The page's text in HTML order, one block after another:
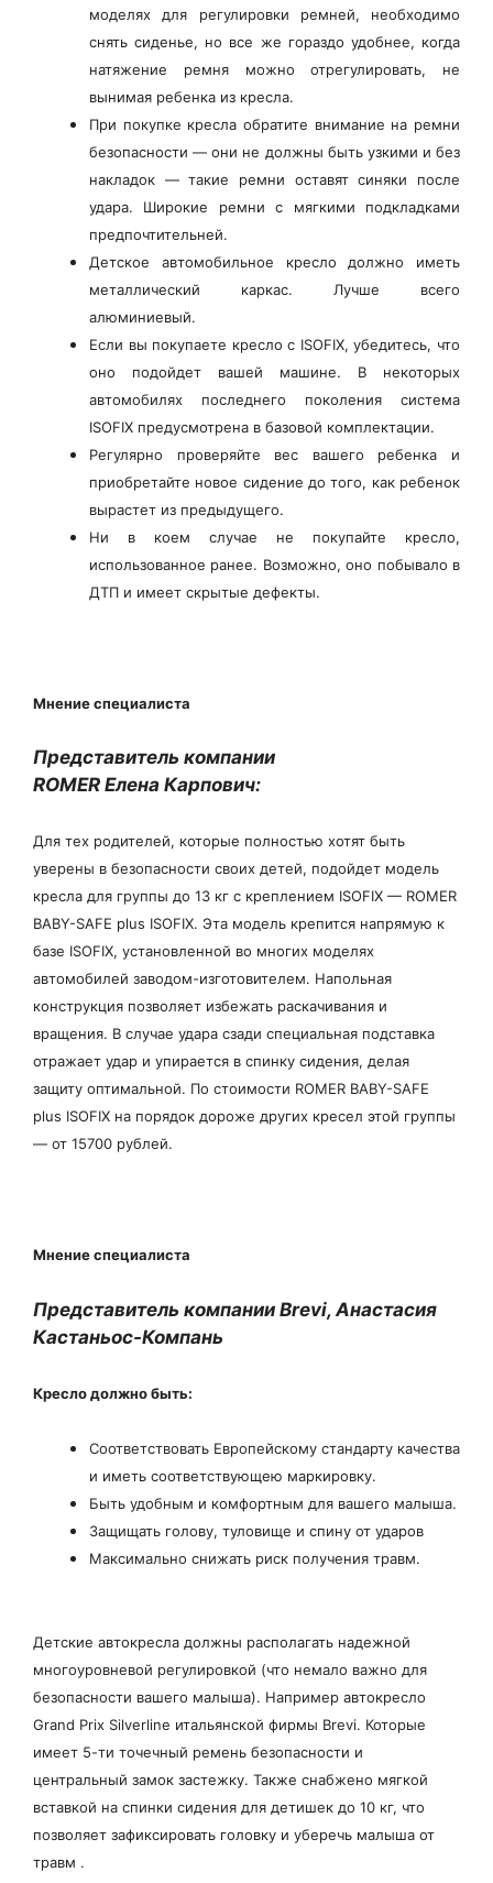
моделях для регулировки ремней, необходимо
снять сиденье, но все же гораздо удобнее, когда
натяжение ремня можно отрегулировать, не
вынимая ребенка из кресла.
При покупке кресла обратите внимание на ремни
безопасности — они не должны быть узкими и без
накладок — такие ремни оставят синяки после
удара. Широкие ремни с мягкими подкладками
предпочтительней.
Детское автомобильное кресло должно иметь
металлический каркас. Лучше всего
алюминиевый.
Если вы покупаете кресло с ISOFIX, убедитесь, что
оно подойдет вашей машине. В некоторых
автомобилях последнего поколения система
ISOFIX предусмотрена в базовой комплектации.
Регулярно проверяйте вес вашего ребенка и
приобретайте новое сидение до того, как ребенок
вырастет из предыдущего.
Ни в коем случае не покупайте кресло,
использованное ранее. Возможно, оно побывало в
ДТП и имеет скрытые дефекты.
Мнение специалиста
Представитель компании
ROMER Елена Карпович:
Для тех родителей, которые полностью хотят быть
уверены в безопасности своих детей, подойдет модель
кресла для группы до 13 кг с креплением ISOFIX — ROMER
BABY-SAFE plus ISOFIX. Эта модель крепится напрямую к
базе ISOFIX, установленной во многих моделях
автомобилей заводом-изготовителем. Напольная
конструкция позволяет избежать раскачивания и
вращения. В случае удара сзади специальная подставка
отражает удар и упирается в спинку сидения, делая
защиту оптимальной. По стоимости ROMER BABY-SAFE
plus ISOFIX на порядок дороже других кресел этой группы
— от 15700 рублей.
Мнение специалиста
Представитель компании Brevi, Анастасия
Кастаньос-Компань
Кресло должно быть:
Соответствовать Европейскому стандарту качества
и иметь соответствующею маркировку.
Быть удобным и комфортным для вашего малыша.
Защищать голову, туловище и спину от ударов
Максимально снижать риск получения травм.
Детские автокресла должны располагать надежной
многоуровневой регулировкой (что немало важно для
безопасности вашего малыша). Например автокресло
Grand Prix Silverline итальянской фирмы Brevi. Которые
имеет 5-ти точечный ремень безопасности и
центральный замок застежку. Также снабжено мягкой
вставкой на спинки сидения для детишек до 10 кг, что
позволяет зафиксировать головку и уберечь малыша от
травм .